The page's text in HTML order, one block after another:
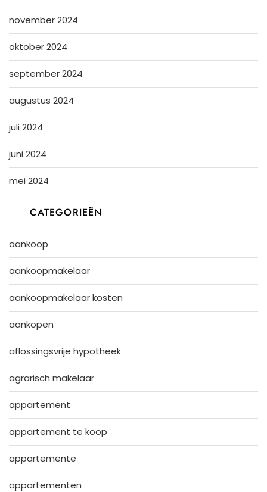
november 2024
oktober 2024
september 2024
augustus 2024
juli 2024
juni 2024
mei 2024
CATEGORIEËN
aankoop
aankoopmakelaar
aankoopmakelaar kosten
aankopen
aflossingsvrije hypotheek
agrarisch makelaar
appartement
appartement te koop
appartemente
appartementen